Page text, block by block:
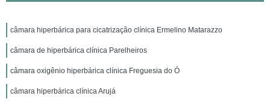
câmara hiperbárica para cicatrização clínica Ermelino Matarazzo
câmara de hiperbárica clínica Parelheiros
câmara oxigênio hiperbárica clínica Freguesia do Ó
câmara hiperbárica clínica Arujá